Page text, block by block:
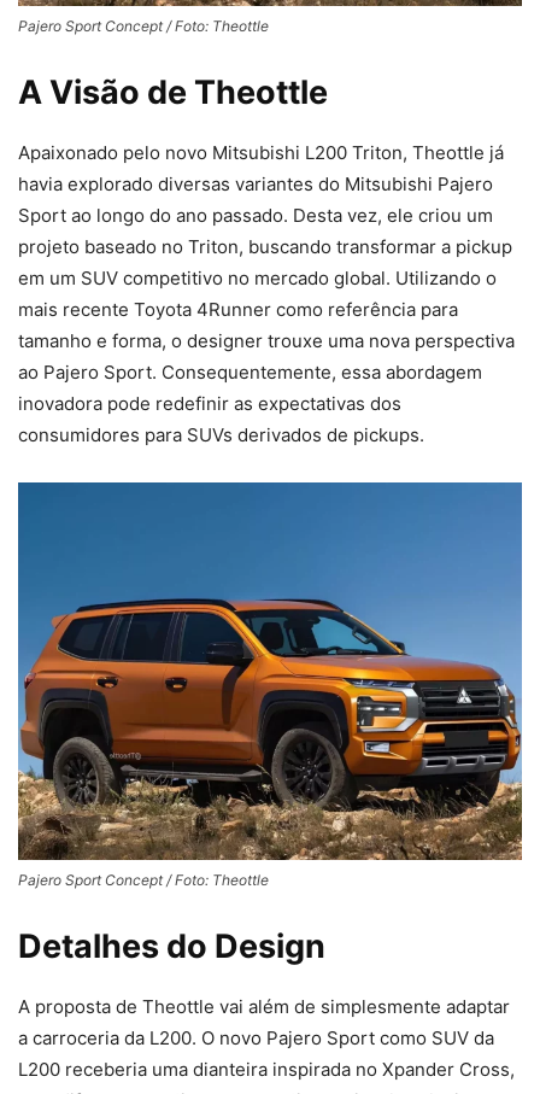
Pajero Sport Concept / Foto: Theottle
A Visão de Theottle
Apaixonado pelo novo Mitsubishi L200 Triton, Theottle já
havia explorado diversas variantes do Mitsubishi Pajero
Sport ao longo do ano passado. Desta vez, ele criou um
projeto baseado no Triton, buscando transformar a pickup
em um SUV competitivo no mercado global. Utilizando o
mais recente Toyota 4Runner como referência para
tamanho e forma, o designer trouxe uma nova perspectiva
ao Pajero Sport. Consequentemente, essa abordagem
inovadora pode redefinir as expectativas dos
consumidores para SUVs derivados de pickups.
Pajero Sport Concept / Foto: Theottle
Detalhes do Design
A proposta de Theottle vai além de simplesmente adaptar
a carroceria da L200. O novo Pajero Sport como SUV da
L200 receberia uma dianteira inspirada no Xpander Cross,